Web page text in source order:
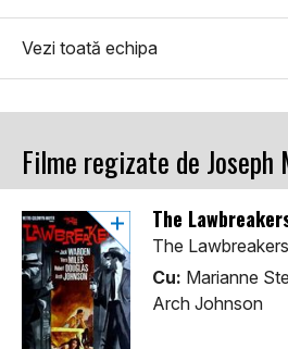
Vezi toată echipa
Filme regizate de Joseph
The
The Lawbreakers
Cu: Marianne
Arch Johnson